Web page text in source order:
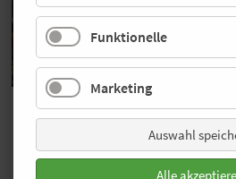
Bildergalerie
Über 300 Fotos von
Runners City Night
Funktionelle
Marketing
Auswahl
Alle